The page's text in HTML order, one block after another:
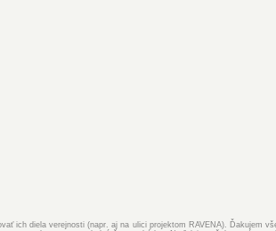
ich diela verejnosti (napr. aj na ulici projektom RAVENA). Ďakujem